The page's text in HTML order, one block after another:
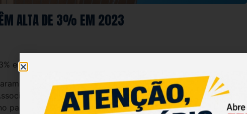
ALTA DE 3% EM 2023
em relação a igual mês de 2022
crescimento de 3,09% em 2023 na comparação com o
Brasileira de Supermercados (Abras ) divulgado nesta
passado, o setor teve alta de 10,73% em comparação com o